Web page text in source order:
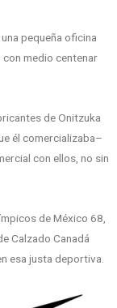
pequeña oficina
con medio centenar
de Onitzuka
él comercializaba–
con ellos, no sin
de México 68,
Calzado Canadá
esa justa deportiva.